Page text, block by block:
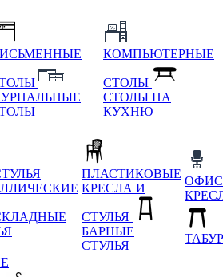
КОМПЬЮТЕРНЫЕ
СТОЛЫ
СТОЛЫ НА
КУХНЮ
ПЛАСТИКОВЫЕ
КРЕСЛА И
СТУЛЬЯ
БАРНЫЕ
СТУЛЬЯ